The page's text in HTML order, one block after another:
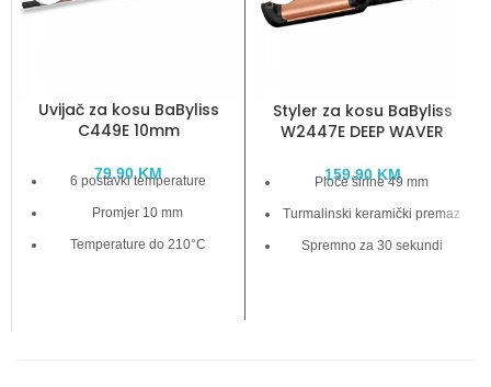
Uvijač za kosu BaByliss
C449E 10mm
79.90KM
6 postavki temperature
Promjer 10 mm
Temperature do 210°C
Styler za kosu BaByliss
W2447E DEEP WAVER
159.90KM
Ploče širine 49 mm
Turmalinski keramički premaz
Spremno za 30 sekundi